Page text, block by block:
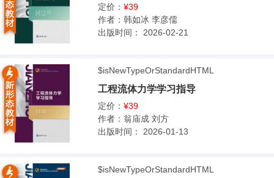
定价： ¥39
作者： 韩如冰 李彦儒
出版时间：
2026-02-21
$isNewTypeOrStandardHTML
工程流体力学学习指导
定价： ¥39
作者： 翁庙成 刘方
出版时间：
2026-01-13
$isNewTypeOrStandardHTML